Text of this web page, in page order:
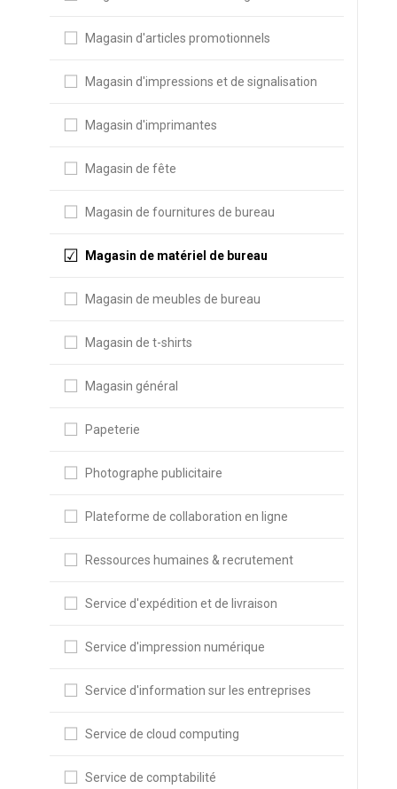
Magasin d'articles promotionnels
Magasin d'impressions et de signalisation
Magasin d'imprimantes
Magasin de fête
Magasin de fournitures de bureau
Magasin de matériel de bureau
Magasin de meubles de bureau
Magasin de t-shirts
Magasin général
Papeterie
Photographe publicitaire
Plateforme de collaboration en ligne
Ressources humaines & recrutement
Service d'expédition et de livraison
Service d'impression numérique
Service d'information sur les entreprises
Service de cloud computing
Service de comptabilité